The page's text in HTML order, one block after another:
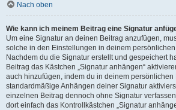
Nach oben
Wie kann ich meinem Beitrag eine Signatur
Um eine Signatur an deinen Beitrag anzufügen,
solche in den Einstellungen in deinem
Nachdem du die Signatur erstellt und gespeichert
Beitrag das Kästchen „Signatur anhängen“
auch hinzufügen, indem du in deinem persönlichen
standardmäßige Anhängen deiner Signatur
einzelnen Beitrag dennoch ohne Signatur
dort einfach das Kontrollkästchen „Signatur